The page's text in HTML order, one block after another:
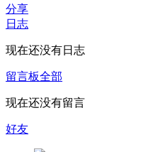
分享
日志
现在还没有日志
留言板全部
现在还没有留言
好友